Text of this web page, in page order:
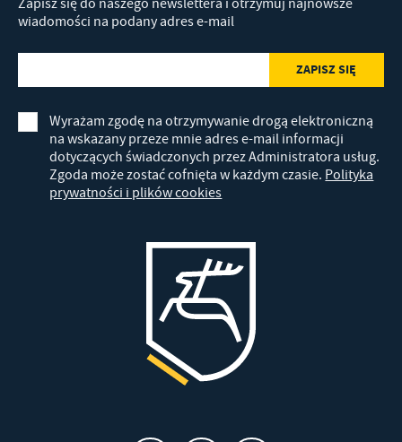
wiadomości na podany adres e-mail
Wyrażam zgodę na otrzymywanie drogą elektroniczną
na wskazany przeze mnie adres e-mail informacji
dotyczących świadczonych przez Administratora usług.
Zgoda może zostać cofnięta w każdym czasie. Polityka
prywatności i plików cookies